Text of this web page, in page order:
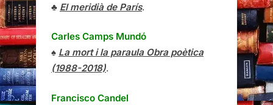
♣ El meridià de París.
Carles Camps Mundó
♠ La mort i la paraula Obra poètica
(1988-2018).
Francisco Candel